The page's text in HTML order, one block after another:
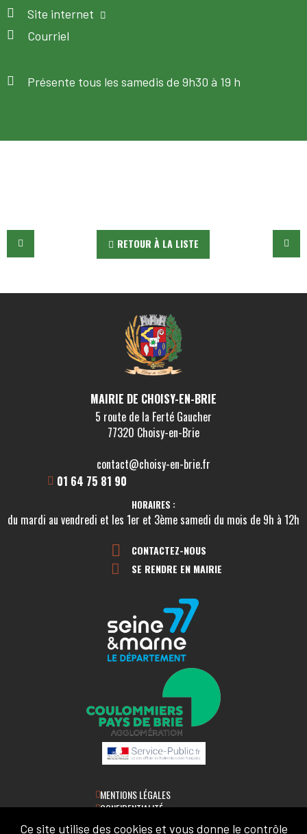
Site internet
Courriel
Présente tous les samedis de 9h30 à 19 h
RETOUR À LA LISTE
MAIRIE DE CHOISY-EN-BRIE
5 route de la Ferté Gaucher
77320 Choisy-en-Brie
contact@choisy-en-brie.fr
01 64 75 81 90
HORAIRES :
du mardi au vendredi et les 1er et 3ème samedi du mois de 9h à 12h
CONTACTEZ-NOUS
SE RENDRE EN MAIRIE
MENTIONS LÉGALES
CONFIDENTIALITÉ
ACCESSIBILITÉ
Ce site utilise des cookies et vous donne le contrôle